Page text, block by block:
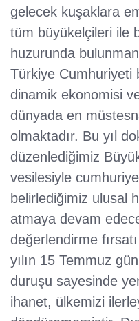
gelecek kuşaklara
tüm büyükelçileri ile
huzurunda
Türkiye Cumhuriyeti
dinamik ekonomisi
dünyada en
olmaktadır. Bu yıl
düzenlediğimiz
vesilesiyle
belirlediğimiz ulusal
atmaya devam
değerlendirme
yılın 15 Temmuz
duruşu sayesinde
ihanet, ülkemizi